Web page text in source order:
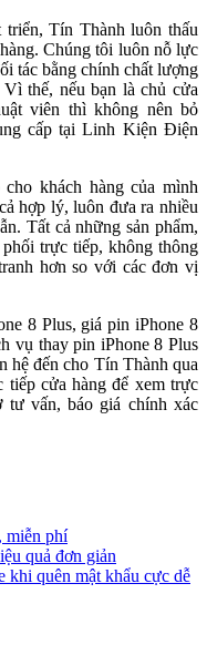
triển, Tín Thành luôn thấu
Chúng tôi luôn nỗ lực
tác bằng chính chất lượng
thế, nếu bạn là chủ cửa
viên thì không nên bỏ
cấp tại Linh Kiện Điện
cho khách hàng của mình
hợp lý, luôn đưa ra nhiều
Tất cả những sản phẩm,
trực tiếp, không thông
hơn so với các đơn vị
8 Plus, giá pin iPhone 8
vụ thay pin iPhone 8 Plus
hệ đến cho Tín Thành qua
tiếp cửa hàng để xem trực
tư vấn, báo giá chính xác
miễn phí
quả đơn giản
khi quên mật khẩu cực dễ